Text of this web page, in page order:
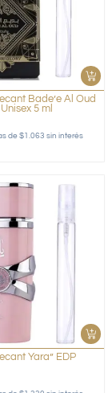
Bade’e Al Oud
5 ml
de $1.063 sin interés
Yara” EDP